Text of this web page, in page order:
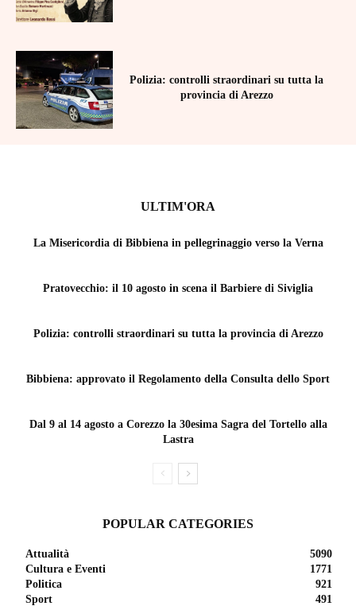
Polizia: controlli straordinari su tutta la
provincia di Arezzo
ULTIM'ORA
La Misericordia di Bibbiena in pellegrinaggio verso la Verna
Pratovecchio: il 10 agosto in scena il Barbiere di Siviglia
Polizia: controlli straordinari su tutta la provincia di Arezzo
Bibbiena: approvato il Regolamento della Consulta dello Sport
Dal 9 al 14 agosto a Corezzo la 30esima Sagra del Tortello alla
Lastra
POPULAR CATEGORIES
Attualità
5090
Cultura e Eventi
1771
Politica
921
Sport
491